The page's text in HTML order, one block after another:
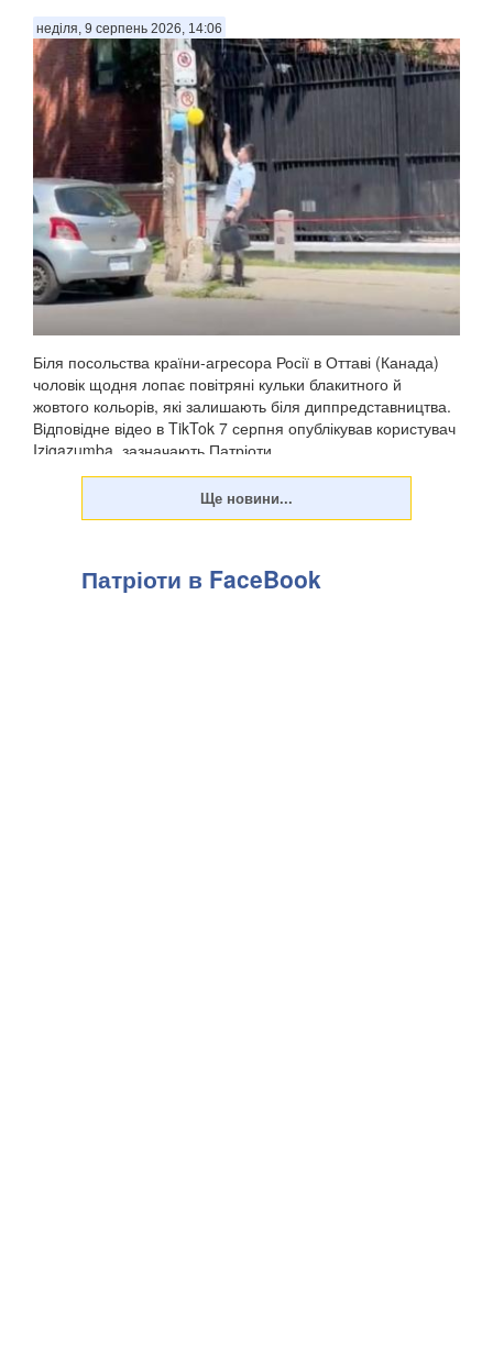
неділя, 9 серпень 2026, 14:06
Біля посольства країни-агресора Росії в Оттаві (Канада)
чоловік щодня лопає повітряні кульки блакитного й
жовтого кольорів, які залишають біля диппредставництва.
Відповідне відео в TikTok 7 серпня опублікував користувач
Izigazumba, зазначають Патріоти ...
Патріоти в FaceBook